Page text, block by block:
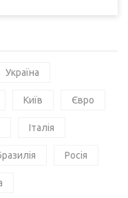
Україна
Київ Євро
Італія
Росія